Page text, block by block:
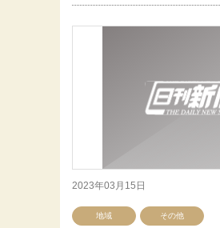
2023年03月15日
地域 その他